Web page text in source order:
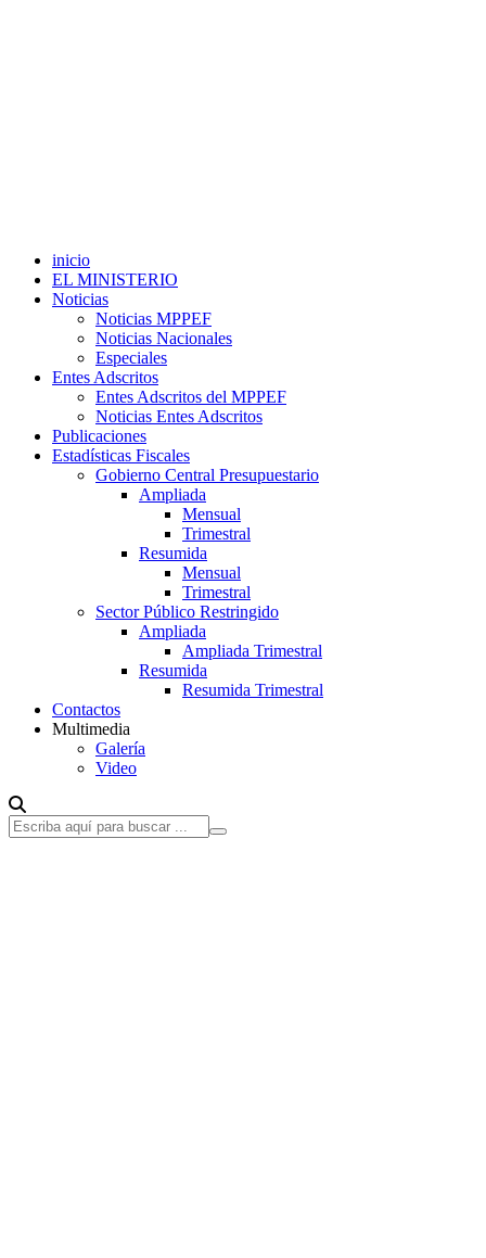
inicio
EL MINISTERIO
Noticias
Noticias MPPEF
Noticias Nacionales
Especiales
Entes Adscritos
Entes Adscritos del MPPEF
Noticias Entes Adscritos
Publicaciones
Estadísticas Fiscales
Gobierno Central Presupuestario
Ampliada
Mensual
Trimestral
Resumida
Mensual
Trimestral
Sector Público Restringido
Ampliada
Ampliada Trimestral
Resumida
Resumida Trimestral
Contactos
Multimedia
Galería
Video